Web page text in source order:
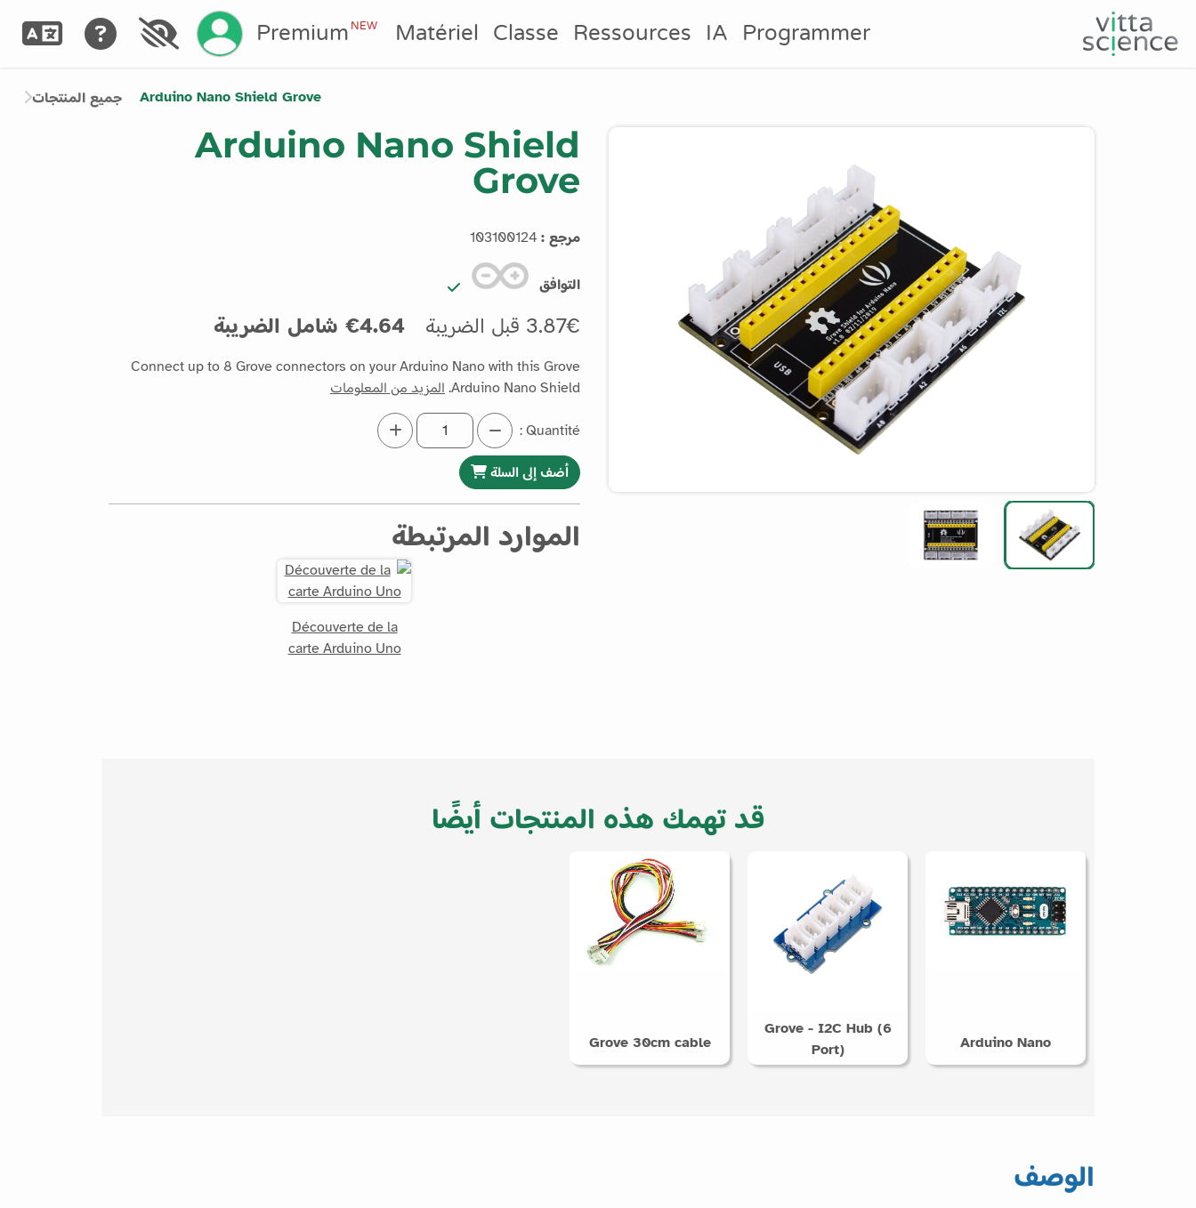
Programmer
IA
Ressources
Classe
Matériel
PremiumNEW
جميع المنتجات Arduino Nano Shield Grove
Arduino Nano Shield
Grove
مرجع :
التوافق
3.87€ قبل الضريبة 4.64€ شامل الضريبة
Connect up to 8 Grove connectors on your Arduino Nano with this Grove
Arduino Nano Shield. المزيد من المعلومات
Quantité :
أضف إلى السلة
الموارد المرتبطة
Découverte de la
carte Arduino Uno
قد تهمك هذه المنتجات أيضًا
Arduino Nano
Grove - I2C Hub (6
Port)
Grove 30cm cable
الوصف